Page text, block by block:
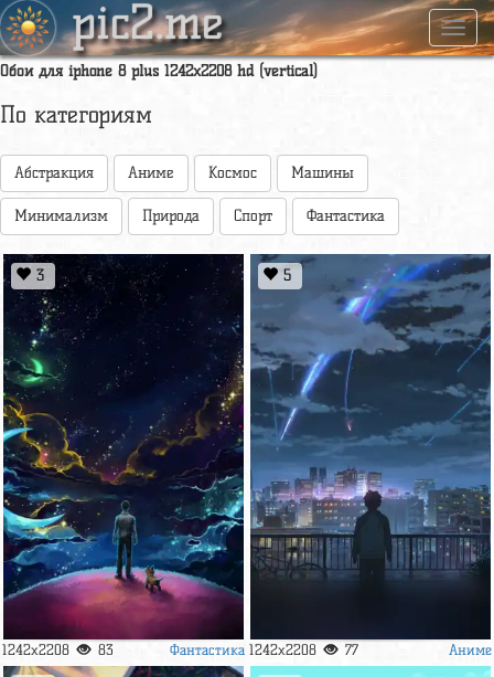
pic2.me
Обои для iphone 8 plus 1242x2208 hd (vertical)
По категориям
Абстракция Аниме Космос Машины
Минимализм Природа Спорт Фантастика
3
1242x2208 83 Фантастика
5
1242x2208 77 Аниме